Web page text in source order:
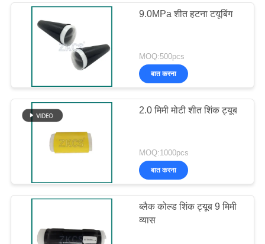
9.0MPa शीत हटना टयूबिंग
MOQ:500pcs
बात करना
2.0 मिमी मोटी शीत शिंक ट्यूब
MOQ:1000pcs
बात करना
ब्लैक कोल्ड शिंक ट्यूब 9 मिमी
व्यास